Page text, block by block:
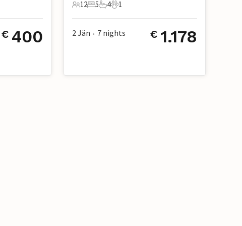
€ 400
12 Gäste
12
5 Schlafzimmer
5
4 Badezimmer
4
1 Haustier
1
2 Jän • 7 nights € 1.178